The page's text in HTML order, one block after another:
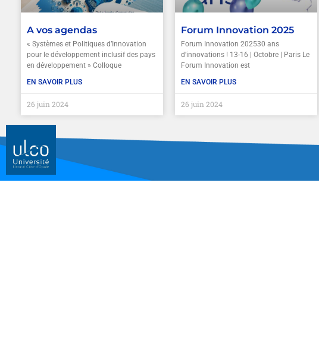
A vos agendas
« Systèmes et Politiques d’Innovation
pour le développement inclusif des pays
en développement » Colloque
EN SAVOIR PLUS
26 juin 2024
Forum Innovation 2025
Forum Innovation 202530 ans
d’innovations ! 13-16 | Octobre | Paris Le
Forum Innovation est
EN SAVOIR PLUS
26 juin 2024